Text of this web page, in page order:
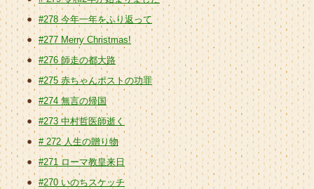
#278 今年一年をふり返って
#277 Merry Christmas!
#276 師走の都大路
#275 赤ちゃんポストの功罪
#274 無言の帰国
#273 中村哲医師逝く
# 272 人生の贈り物
#271 ローマ教皇来日
#270 いのちスケッチ